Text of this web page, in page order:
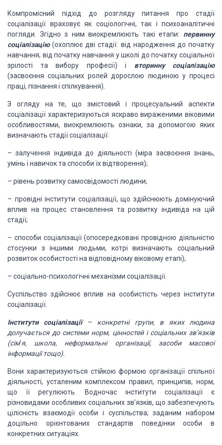
Компромісний підхід до розгляду питання про стадії
соціалізації враховує як соціологічні, так і психоаналітичні
погляди. Згідно з ним виокремлюють такі етапи: первинну
соціалізацію(охоплює дві стадії: від народження до початку
навчання; від початку навчання у школі до початку соціальної
зрілості та вибору професії) і вторинну соціалізацію
(засвоєння соціальних ролей дорослою людиною у процесі
праці, пізнання і спілкування).
З огляду на те, що змістовий і процесуальний аспекти
соціалізації характеризуються яскраво вираженими віковими
особливостями, виокремлюють ознаки, за допомогою яких
визначають стадії соціалізації:
– залучення індивіда до діяльності (міра засвоєння знань,
умінь і навичок та способи їх відтворення);
– рівень розвитку самосвідомості людини;
– провідні інститути соціалізації, що здійснюють домінуючий
вплив на процес становлення та розвитку індивіда на цій
стадії;
– способи соціалізації (опосередковані провідною діяльністю
стосунки з іншими людьми, котрі визначають соціальний
розвиток особистості на відповідномувіковому етапі);
– соціально-психологічні механізми соціалізації.
Суспільство здійснює вплив на особистість через інститути
соціалізації.
Інститути соціалізації –
конкретні групи, в яких людина
долучається до системи норм, цінностей і соціальних зв’язків
(сім’я, школа, неформальні організації,засоби масової
інформації тощо).
Вони характеризуються стійкою формою організації спільної
діяльності, усталеним комплексом правил, принципів, норм,
що її регулюють. Водночас інститути соціалізації є
різновидами особливих соціальних зв’язків, що забезпечують
цілісність взаємодії особи і суспільства; заданим набором
доцільно орієнтованихстандартів поведінки особи в
конкретних ситуаціях.